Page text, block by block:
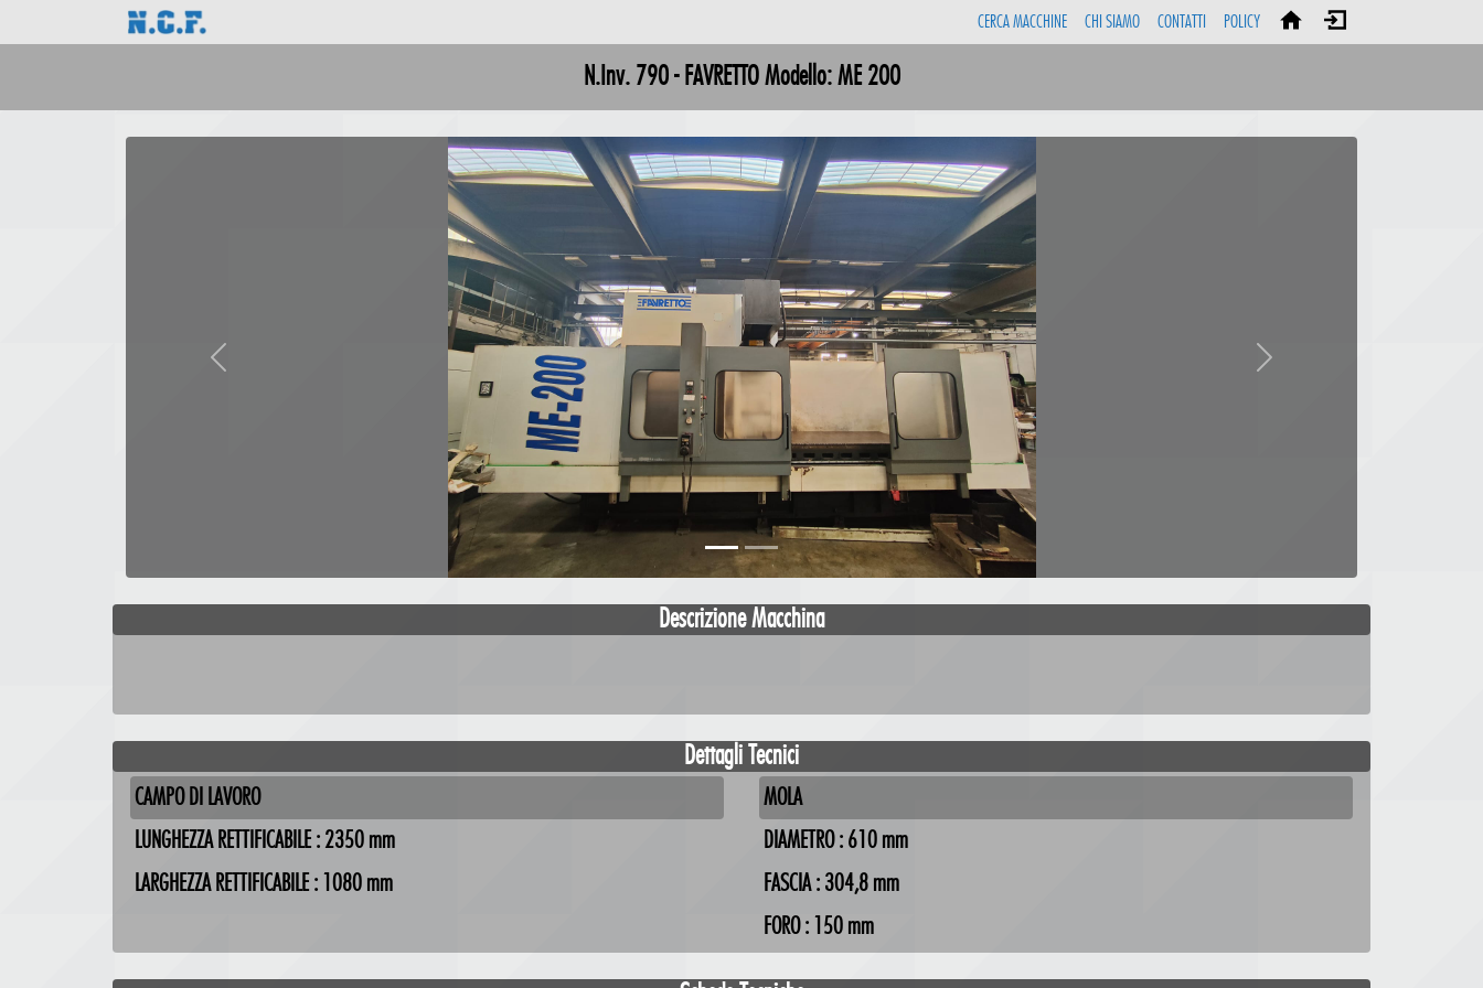
CERCA MACCHINE CHI SIAMO CONTATTI POLICY
N.Inv. 790 - FAVRETTO Modello: ME 200
Previous Next
Descrizione Macchina
Dettagli Tecnici
CAMPO DI LAVORO
LUNGHEZZA RETTIFICABILE : 2350 mm
LARGHEZZA RETTIFICABILE : 1080 mm
MOLA
DIAMETRO : 610 mm
FASCIA : 304,8 mm
FORO : 150 mm